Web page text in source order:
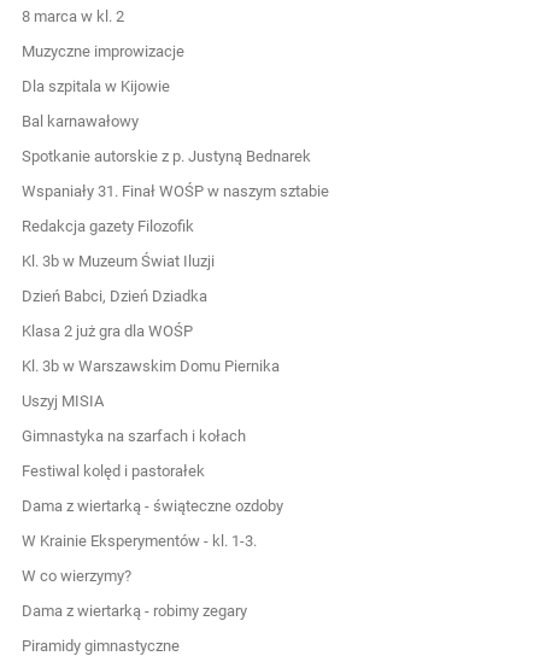
8 marca w kl. 2
Muzyczne improwizacje
Dla szpitala w Kijowie
Bal karnawałowy
Spotkanie autorskie z p. Justyną Bednarek
Wspaniały 31. Finał WOŚP w naszym sztabie
Redakcja gazety Filozofik
Kl. 3b w Muzeum Świat Iluzji
Dzień Babci, Dzień Dziadka
Klasa 2 już gra dla WOŚP
Kl. 3b w Warszawskim Domu Piernika
Uszyj MISIA
Gimnastyka na szarfach i kołach
Festiwal kolęd i pastorałek
Dama z wiertarką - świąteczne ozdoby
W Krainie Eksperymentów - kl. 1-3.
W co wierzymy?
Dama z wiertarką - robimy zegary
Piramidy gimnastyczne